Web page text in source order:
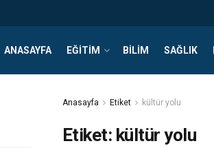
ANASAYFA EĞITIM BILIM SAĞLIK
Anasayfa Etiket kültür yolu
Etiket: kültür yolu